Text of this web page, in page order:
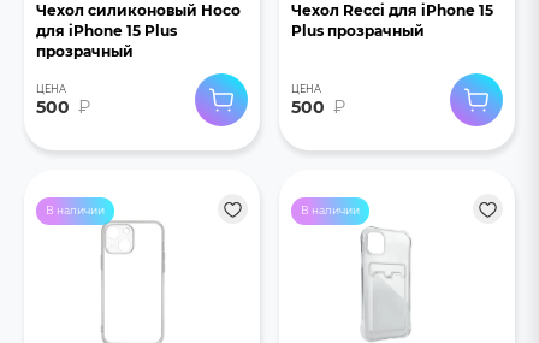
Чехол силиконовый Hoco
для iPhone 15 Plus
прозрачный
ЦЕНА
500 ₽
Чехол Recci для iPhone 15
Plus прозрачный
ЦЕНА
500 ₽
В наличии В наличии